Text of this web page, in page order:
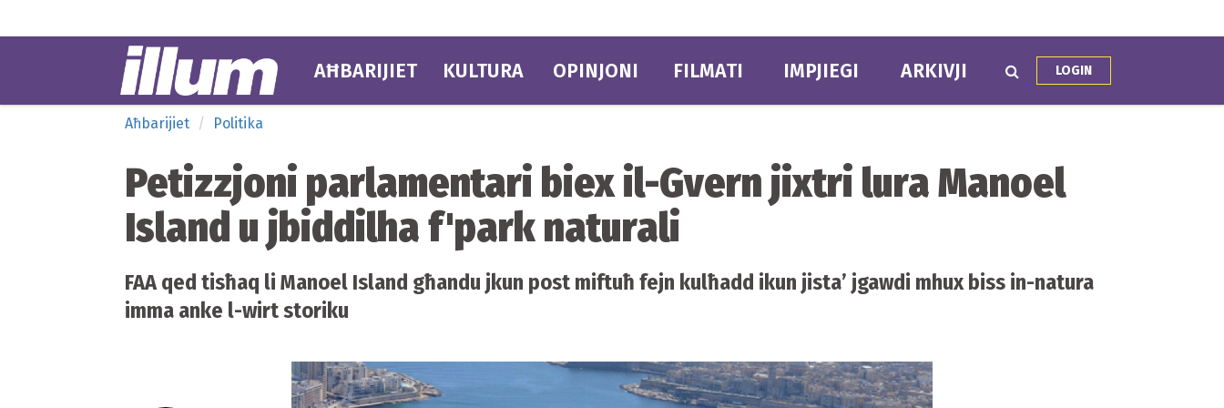
AĦBARIJIET KULTURA OPINJONI FILMATI IMPJIEGI ARKIVJI LOGIN
Aħbarijiet Politika
Petizzjoni parlamentari biex il-Gvern jixtri lura Manoel
Island u jbiddilha f'park naturali
FAA qed tisħaq li Manoel Island għandu jkun post miftuħ fejn kulħadd ikun jista’ jgawdi mhux biss in-natura
imma anke l-wirt storiku